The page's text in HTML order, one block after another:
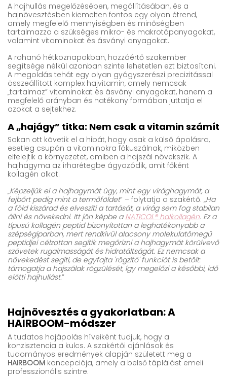
A hajhullás megelőzésében, megállításában, és a
hajnövesztésben kiemelten fontos egy olyan étrend,
amely megfelelő mennyiségben és minőségben
tartalmazza a szükséges mikro- és makrotápanyagokat,
valamint vitaminokat és ásványi anyagokat.
A rohanó hétköznapokban, hozzáértő szakember
segítsége nélkül azonban szinte lehetetlen ezt biztosítani.
A megoldás tehát egy olyan gyógyszerészi precizitással
összeállított komplex hajvitamin, amely nemcsak
„tartalmaz” vitaminokat és ásványi anyagokat, hanem a
megfelelő arányban és hatékony formában juttatja el
azokat a sejtekhez.
A „hajágy” titka: Nem csak a vitamin számít
Sokan ott követik el a hibát, hogy csak a külső ápolásra,
esetleg csupán a vitaminokra fókuszálnak, miközben
elfelejtik a környezetet, amiben a hajszál növekszik. A
hajhagyma az irharétegbe ágyazódik, amit főként
kollagén alkot.
„Képzeljük el a hajhagymát úgy, mint egy virághagymát, a
fejbőrt pedig mint a termőföldet” – folytatja a szakértő. „Ha
a föld kiszárad és elveszíti a tartását, a virág sem fog stabilan
állni és növekedni. Itt jön képbe a NATICOL® halkollagén. Ez a
típusú kollagén peptid bizonyítottan a leghatékonyabb a
szépségiparban, mert rendkívül alacsony molekulatömegű
peptidjei célzottan segítik megőrizni a hajhagymát körülvevő
szövetek rugalmasságát és hidratáltságát. Ez nemcsak a
növekedést segíti, de egyfajta 'rögzítő' funkciót is betölt:
támogatja a hajszálak rögzülését, így megelőzi a későbbi, idő
előtti hajhullást.”
Hajnövesztés a gyakorlatban: A
HAIRBOOM-módszer
A tudatos hajápolás híveiként tudjuk, hogy a
konzisztencia a kulcs. A szakértői ajánlások és
tudományos eredmények alapján született meg a
HAIRBOOM koncepciója, amely a belső táplálást emeli
professzionális szintre.